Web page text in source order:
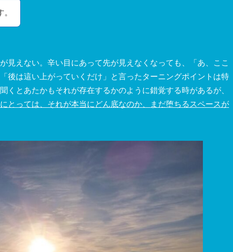
見えない。辛い目にあって先が見えなくなっても、「あ、ここ
後は這い上がっていくだけ」と言ったターニングポイントは特
くとあたかもそれが存在するかのように錯覚する時があるが、
とっては、それが本当にどん底なのか、まだ堕ちるスペースが